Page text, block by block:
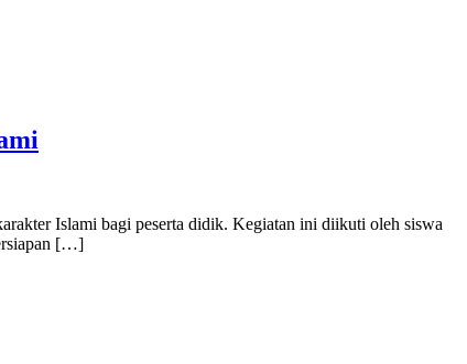
Islami bagi peserta didik. Kegiatan ini diikuti oleh siswa
[…]